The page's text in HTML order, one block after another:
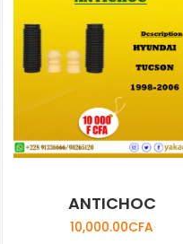
ANTICHOC
10,000.00CFA